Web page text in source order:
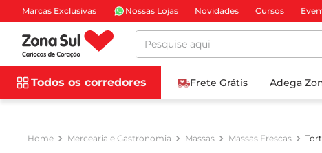
Marcas Exclusivas Nossas Lojas Novidades Cursos
Pesquise aqui
Todos os corredores Frete Grátis Adega
Mercearia e Gastronomia Massas Massas Frescas